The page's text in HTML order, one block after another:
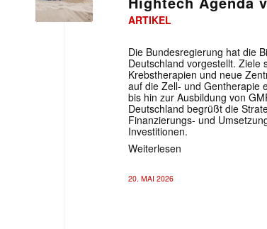
ARTIKEL
Die Bundesregierung hat die
Deutschland vorgestellt. Ziele
Krebstherapien und neue
auf die Zell- und Gentherapie
bis hin zur Ausbildung von
Deutschland begrüßt die
Finanzierungs- und
Investitionen.
Weiterlesen
20. MAI 2026